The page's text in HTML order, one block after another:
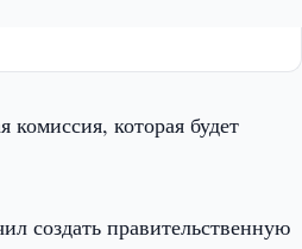
комиссия, которая будет
создать правительственную